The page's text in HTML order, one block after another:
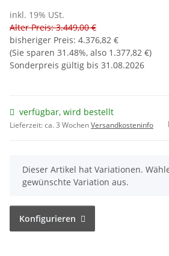
inkl. 19% USt.
Alter Preis: 3.449,00 €
bisheriger Preis: 4.376,82 €
(Sie sparen 31.48%, also 1.377,82 €)
Sonderpreis gültig bis 31.08.2026
verfügbar, wird bestellt
Lieferzeit:ca. 3 WochenVersandkosteninfo
x
Dieser Artikel hat Variationen.
gewünschte Variation aus.
Konfigurieren